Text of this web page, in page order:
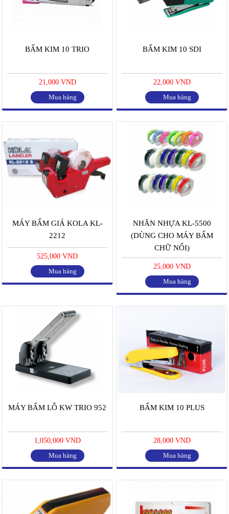
BẤM KIM 10 TRIO
21,000 VND
Mua hàng
BẤM KIM 10 SDI
22,000 VND
Mua hàng
MÁY BẤM GIÁ KOLA KL-
2212
525,000 VND
Mua hàng
NHÃN NHỰA KL-5500
(DÙNG CHO MÁY BẤM
CHỮ NỔI)
25,000 VND
Mua hàng
MÁY BẤM LỖ KW TRIO 952
1,050,000 VND
Mua hàng
BẤM KIM 10 PLUS
28,000 VND
Mua hàng